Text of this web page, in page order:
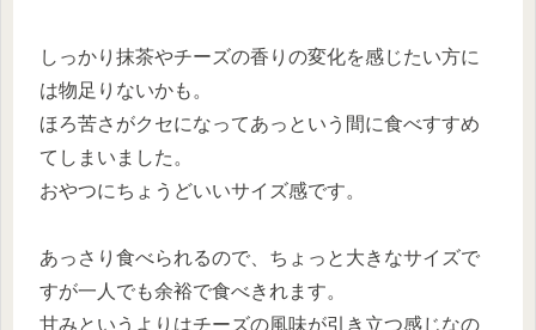
しっかり抹茶やチーズの香りの変化を感じたい方に
は物足りないかも。
ほろ苦さがクセになってあっという間に食べすすめ
てしまいました。
おやつにちょうどいいサイズ感です。
あっさり食べられるので、ちょっと大きなサイズで
すが一人でも余裕で食べきれます。
甘みというよりはチーズの風味が引き立つ感じなの